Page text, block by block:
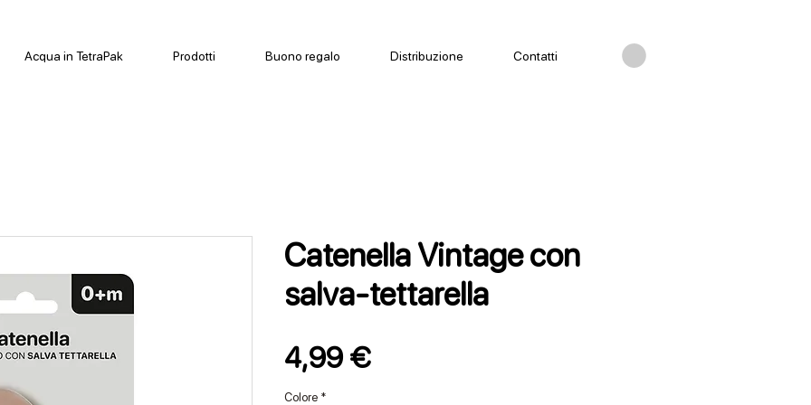
Acqua in TetraPak Prodotti Buono regalo Distribuzione Contatti
Catenella Vintage con
salva-tettarella
4,99 €
Colore *